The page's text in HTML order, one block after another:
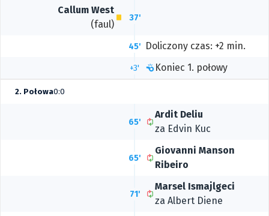
Callum West
(faul)
37'
45' Doliczony czas: +2 min.
+3' Koniec 1. połowy
2. Połowa0:0
65'
Ardit Deliu
za Edvin Kuc
65'
Giovanni Manson
Ribeiro
71'
Marsel Ismajlgeci
za Albert Diene